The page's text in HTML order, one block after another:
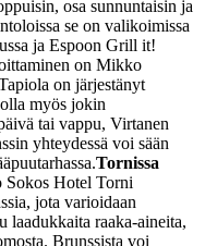
osa sunnuntaisin ja
se on valikoimissa
ja Espoon Grill it!
on Mikko
on järjestänyt
myös jokin
tai vappu, Virtanen
yhteydessä voi sään
Tornissa
Sokos Hotel Torni
jota varioidaan
laadukkaita raaka-aineita,
Brunssista voi